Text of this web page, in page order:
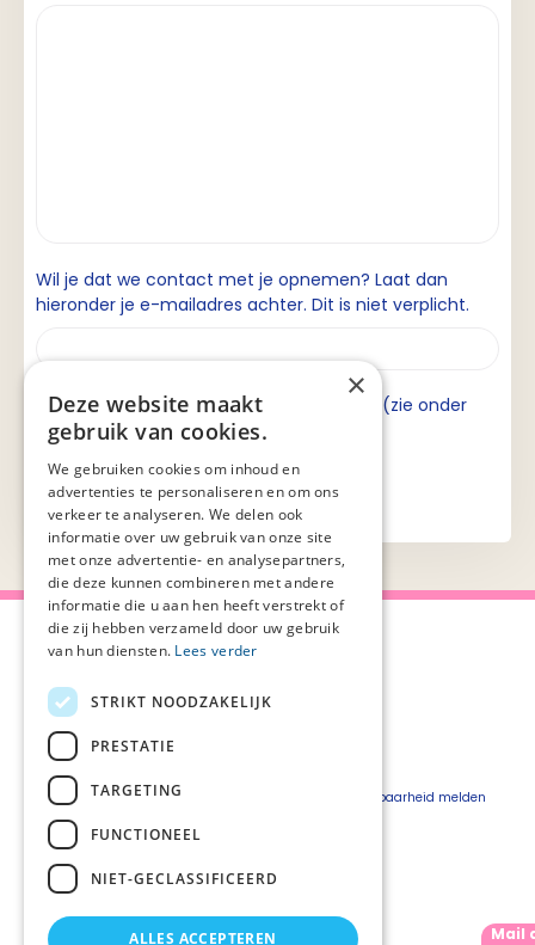
Wil je dat we contact met je opnemen? Laat dan
hieronder je e-mailadres achter. Dit is niet verplicht.
Ik ga akkoord met de privacyverklaring (zie onder
aan de pagina).
Over Palliaweb
Over PZNL
Pers
Vacatures
Webshop
Privacyverklaring
Beveiligingskwetsbaarheid melden
Mail
×
Deze website maakt
gebruik van cookies.
We gebruiken cookies om inhoud en
advertenties te personaliseren en om ons
verkeer te analyseren. We delen ook
informatie over uw gebruik van onze site
met onze advertentie- en analysepartners,
die deze kunnen combineren met andere
informatie die u aan hen heeft verstrekt of
die zij hebben verzameld door uw gebruik
van hun diensten. Lees verder
STRIKT NOODZAKELIJK
PRESTATIE
TARGETING
FUNCTIONEEL
NIET-GECLASSIFICEERD
ALLES ACCEPTEREN